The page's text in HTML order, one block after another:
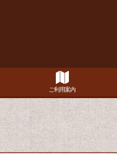
ご利用案内